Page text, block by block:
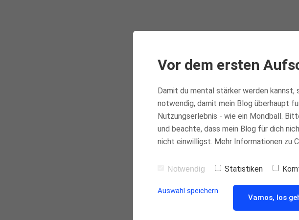
Vor dem ersten
Damit du mental stärker werden kannst,
notwendig, damit mein Blog überhaupt
Nutzungserlebnis - wie ein Mondball.
und beachte, dass mein Blog für dich
nicht einwilligst. Mehr Informationen zu
Notwendig Statistiken
Auswahl speichern
Vamos, los